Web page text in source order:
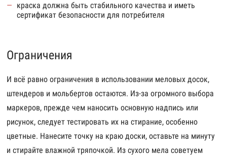
краска должна быть стабильного качества и иметь
сертификат безопасности для потребителя
Ограничения
И всё равно ограничения в использовании меловых досок,
штендеров и мольбертов остаются. Из-за огромного выбора
маркеров, прежде чем наносить основную надпись или
рисунок, следует тестировать их на стирание, особенно
цветные. Нанесите точку на краю доски, оставьте на минуту
и стирайте влажной тряпочкой. Из сухого мела советуем